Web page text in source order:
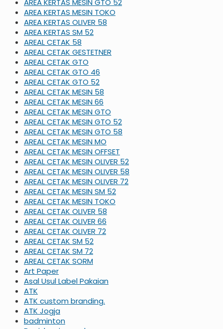
AREA KERTAS MESIN GTO 52
AREA KERTAS MESIN TOKO
AREA KERTAS OLIVER 58
AREA KERTAS SM 52
AREAL CETAK 58
AREAL CETAK GESTETNER
AREAL CETAK GTO
AREAL CETAK GTO 46
AREAL CETAK GTO 52
AREAL CETAK MESIN 58
AREAL CETAK MESIN 66
AREAL CETAK MESIN GTO
AREAL CETAK MESIN GTO 52
AREAL CETAK MESIN GTO 58
AREAL CETAK MESIN MO
AREAL CETAK MESIN OFFSET
AREAL CETAK MESIN OLIVER 52
AREAL CETAK MESIN OLIVER 58
AREAL CETAK MESIN OLIVER 72
AREAL CETAK MESIN SM 52
AREAL CETAK MESIN TOKO
AREAL CETAK OLIVER 58
AREAL CETAK OLIVER 66
AREAL CETAK OLIVER 72
AREAL CETAK SM 52
AREAL CETAK SM 72
AREAL CETAK SORM
Art Paper
Asal Usul Label Pakaian
ATK
ATK custom branding.
ATK Jogja
badminton